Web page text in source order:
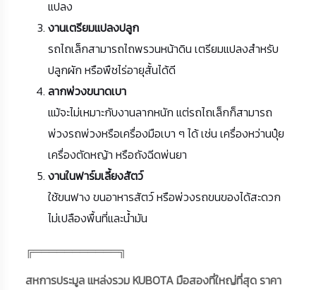
แปลง
งานเตรียมแปลงปลูก
รถไถเล็กสามารถไถพรวนหน้าดิน เตรียมแปลงสำหรับ
ปลูกผัก หรือพืชไร่อายุสั้นได้ดี
ลากพ่วงขนาดเบา
แม้จะไม่เหมาะกับงานลากหนัก แต่รถไถเล็กก็สามารถ
พ่วงรถพ่วงหรือเครื่องมือเบา ๆ ได้ เช่น เครื่องหว่านปุ๋ย
เครื่องตัดหญ้า หรือถังฉีดพ่นยา
งานในฟาร์มเลี้ยงสัตว์
ใช้ขนฟาง ขนอาหารสัตว์ หรือพ่วงรถขนของได้สะดวก
ไม่เปลืองพื้นที่และน้ำมัน
╔═══════════╗
สหการประมูล แหล่งรวม KUBOTA มือสองที่ใหญ่ที่สุด ราคา